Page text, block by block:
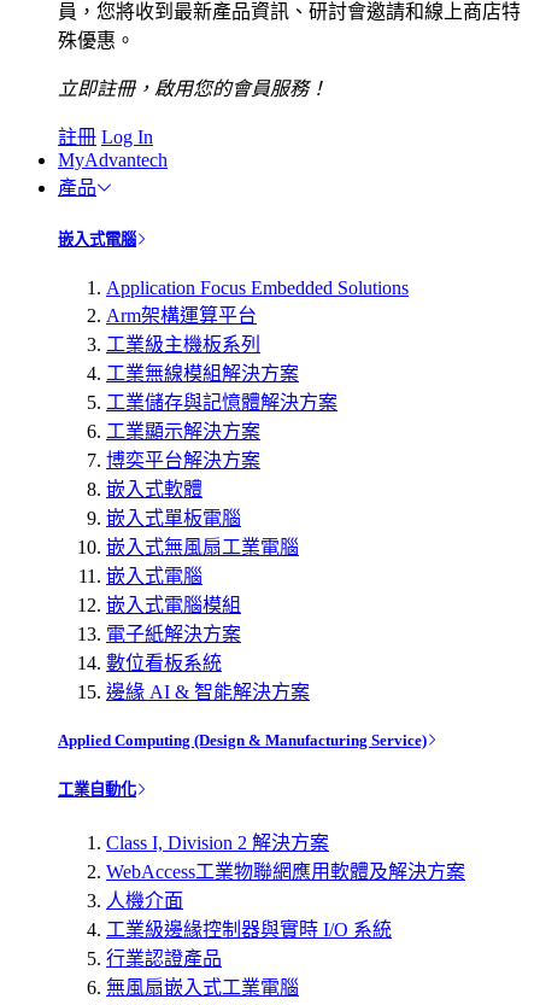
員，您將收到最新產品資訊、研討會邀請和線上商店特
殊優惠。
立即註冊，啟用您的會員服務！
註冊 Log In
MyAdvantech
產品
嵌入式電腦
Application Focus Embedded Solutions
Arm架構運算平台
工業級主機板系列
工業無線模組解決方案
工業儲存與記憶體解決方案
工業顯示解決方案
博奕平台解決方案
嵌入式軟體
嵌入式單板電腦
嵌入式無風扇工業電腦
嵌入式電腦
嵌入式電腦模組
電子紙解決方案
數位看板系統
邊緣 AI & 智能解決方案
Applied Computing (Design & Manufacturing Service)
工業自動化
Class I, Division 2 解決方案
WebAccess工業物聯網應用軟體及解決方案
人機介面
工業級邊緣控制器與實時 I/O 系統
行業認證產品
無風扇嵌入式工業電腦